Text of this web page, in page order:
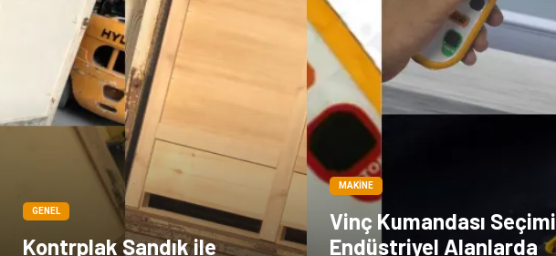
GENEL
Kontrplak Sandık ile
MAKINE
Vinç Kumandası Seçimi
Endüstriyel Alanlarda